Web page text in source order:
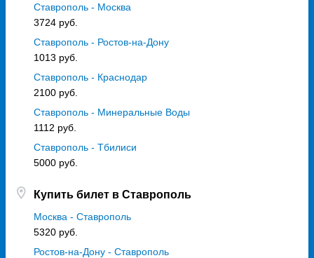
Ставрополь - Москва
3724 руб.
Ставрополь - Ростов-на-Дону
1013 руб.
Ставрополь - Краснодар
2100 руб.
Ставрополь - Минеральные Воды
1112 руб.
Ставрополь - Тбилиси
5000 руб.
Купить билет в Ставрополь
Москва - Ставрополь
5320 руб.
Ростов-на-Дону - Ставрополь